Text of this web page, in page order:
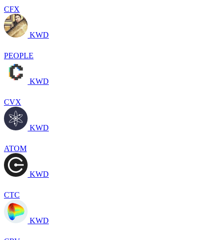
CFX
KWD
PEOPLE
KWD
CVX
KWD
ATOM
KWD
CTC
KWD